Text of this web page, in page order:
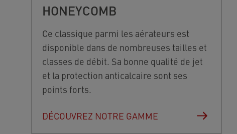
HONEYCOMB
Ce classique parmi les aérateurs est
disponible dans de nombreuses tailles et
classes de débit. Sa bonne qualité de jet
et la protection anticalcaire sont ses
points forts.
DÉCOUVREZ NOTRE GAMME